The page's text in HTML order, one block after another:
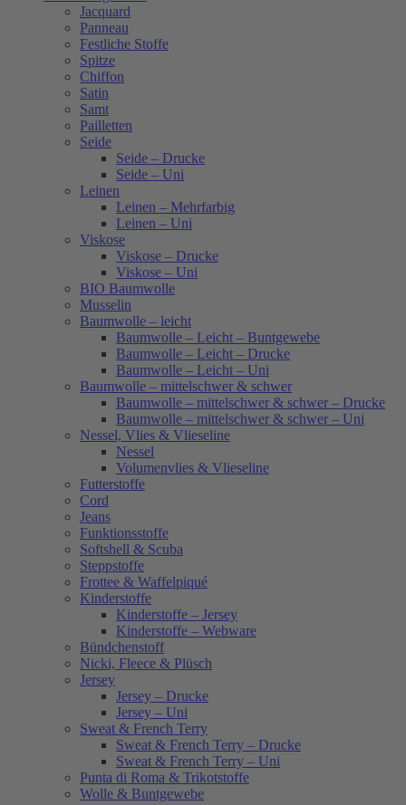
Jacquard
Panneau
Festliche Stoffe
Spitze
Chiffon
Satin
Samt
Pailletten
Seide
Seide – Drucke
Seide – Uni
Leinen
Leinen – Mehrfarbig
Leinen – Uni
Viskose
Viskose – Drucke
Viskose – Uni
BIO Baumwolle
Musselin
Baumwolle – leicht
Baumwolle – Leicht – Buntgewebe
Baumwolle – Leicht – Drucke
Baumwolle – Leicht – Uni
Baumwolle – mittelschwer & schwer
Baumwolle – mittelschwer & schwer – Drucke
Baumwolle – mittelschwer & schwer – Uni
Nessel, Vlies & Vlieseline
Nessel
Volumenvlies & Vlieseline
Futterstoffe
Cord
Jeans
Funktionsstoffe
Softshell & Scuba
Steppstoffe
Frottee & Waffelpiqué
Kinderstoffe
Kinderstoffe – Jersey
Kinderstoffe – Webware
Bündchenstoff
Nicki, Fleece & Plüsch
Jersey
Jersey – Drucke
Jersey – Uni
Sweat & French Terry
Sweat & French Terry – Drucke
Sweat & French Terry – Uni
Punta di Roma & Trikotstoffe
Wolle & Buntgewebe